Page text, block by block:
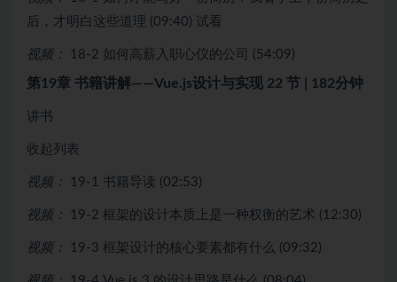
后，才明白这些道理 (09:40) 试看
视频： 18-2 如何高薪入职心仪的公司 (54:09)
第19章 书籍讲解——Vue.js设计与实现 22 节 | 182分钟
讲书
收起列表
视频： 19-1 书籍导读 (02:53)
视频： 19-2 框架的设计本质上是一种权衡的艺术 (12:30)
视频： 19-3 框架设计的核心要素都有什么 (09:32)